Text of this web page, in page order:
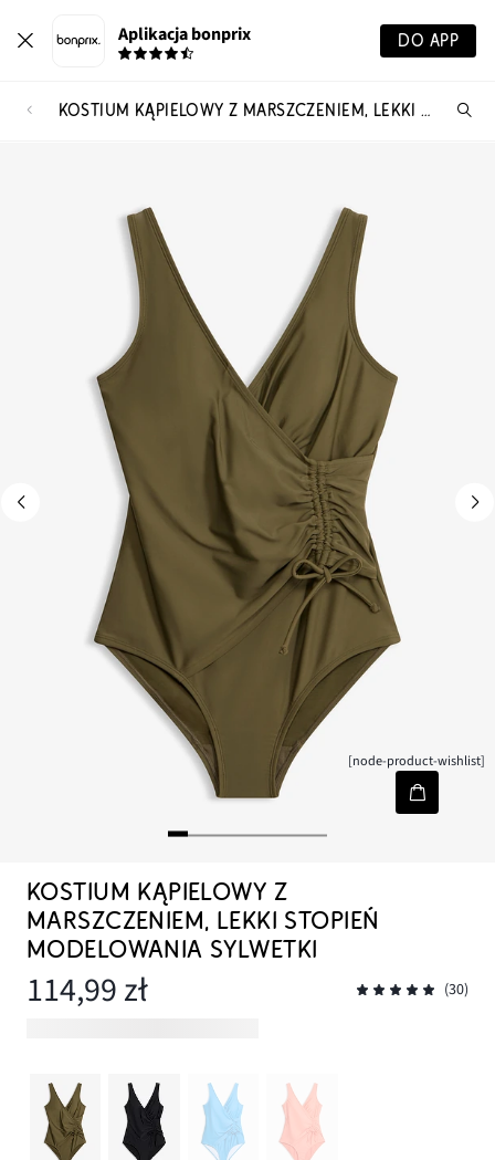
Aplikacja bonprix DO APP
KOSTIUM KĄPIELOWY Z MARSZCZENIEM, LEKKI STOPIEŃ MODELOWANIA SYLWETKI
[node-product-wishlist]
KOSTIUM KĄPIELOWY Z
MARSZCZENIEM, LEKKI STOPIEŃ
MODELOWANIA SYLWETKI
114,99 zł (30)